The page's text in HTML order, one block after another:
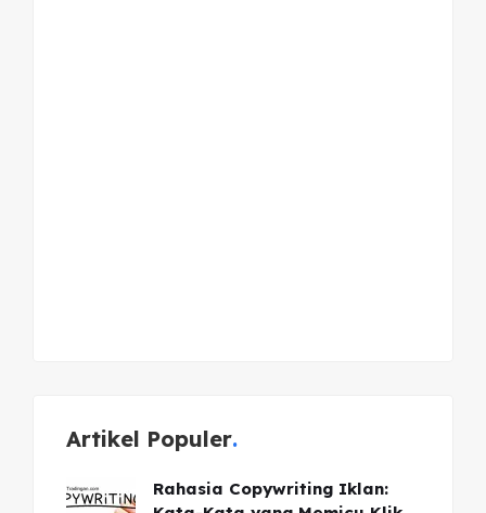
Artikel Populer
Rahasia Copywriting Iklan: